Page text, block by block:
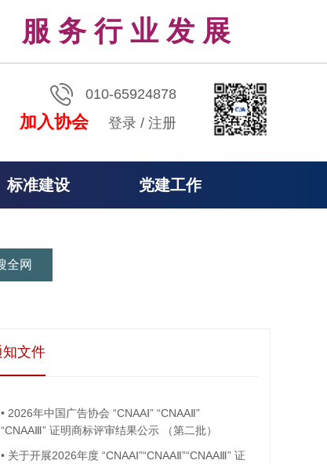
行 业 发 展
010-65924878
加入协会 登录 / 注册
标准建设 党建工作
全网
知文件
• 2026年中国广告协会 “CNAAⅠ” “CNAAⅡ”
“CNAAⅢ” 证明商标评审结果公示 （第二批）
• 关于开展2026年度 “CNAAⅠ”“CNAAⅡ”“CNAAⅢ” 证